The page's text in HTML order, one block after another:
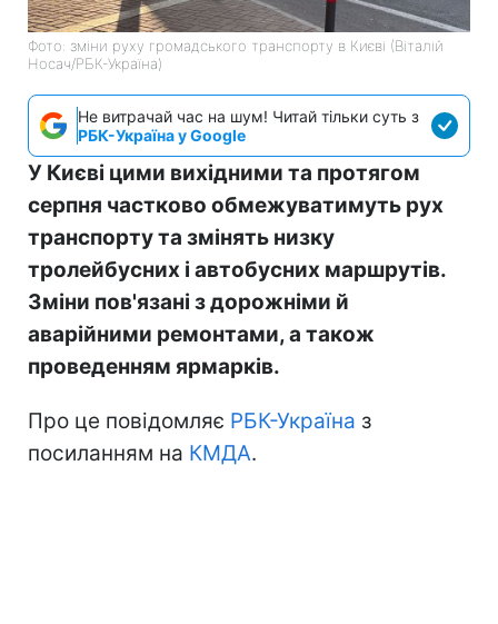
Фото: зміни руху громадського транспорту в Києві (Віталій
Носач/РБК-Україна)
Не витрачай час на шум! Читай тільки суть з
РБК-Україна у Google
У Києві цими вихідними та протягом
серпня частково обмежуватимуть рух
транспорту та змінять низку
тролейбусних і автобусних маршрутів.
Зміни пов'язані з дорожніми й
аварійними ремонтами, а також
проведенням ярмарків.
Про це повідомляє РБК-Україна з
посиланням на КМДА.